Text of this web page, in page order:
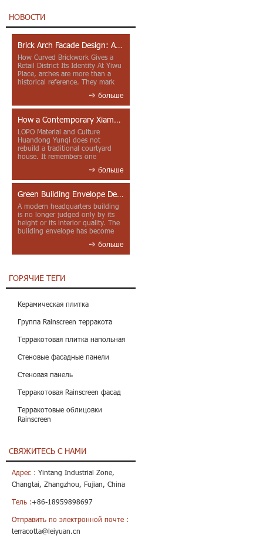
НОВОСТИ
Brick Arch Facade Design: A Closer Look at Yiwu Place
How Curved Brickwork Gives a
Retail District Its Identity At Yiwu
Place, arches are more than a
historical reference. They mark
больше
How a Contemporary Xiamen Project Reframes Minnan Red Brick
LOPO Material and Culture
Huandong Yunqi does not
rebuild a traditional courtyard
house. It remembers one
больше
Green Building Envelope Design: Clay Sunscreen Fins for Modern Headquarters Architecture
A modern headquarters building
is no longer judged only by its
height or its interior quality. The
building envelope has become
больше
ГОРЯЧИЕ ТЕГИ
Керамическая плитка
Группа Rainscreen терракота
Терракотовая плитка напольная
Стеновые фасадные панели
Стеновая панель
Терракотовая Rainscreen фасад
Терракотовые облицовки
Rainscreen
СВЯЖИТЕСЬ С НАМИ
Адрес : Yintang Industrial Zone,
Changtai, Zhangzhou, Fujian, China
Тель :+86-18959898697
Отправить по электронной почте :
terracotta@leiyuan.cn